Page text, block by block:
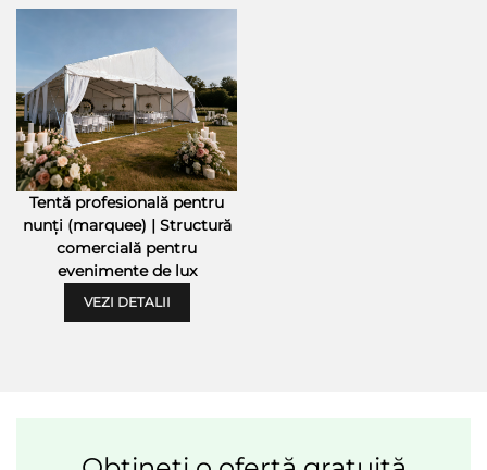
Tentă profesională pentru
nunți (marquee) | Structură
comercială pentru
evenimente de lux
VEZI DETALII